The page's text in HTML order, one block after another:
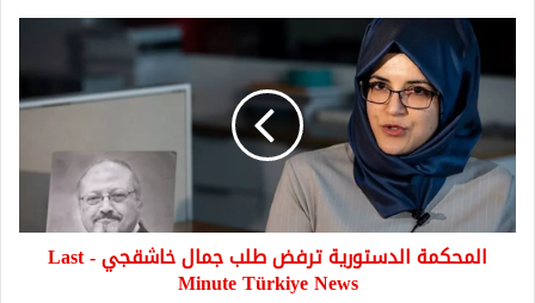
المحكمة
الدستورية
ترفض
جمال
خاشقجي
-
Last
Minute
Türkiye
المحكمة الدستورية ترفض طلب جمال خاشقجي - Last
Minute Türkiye News